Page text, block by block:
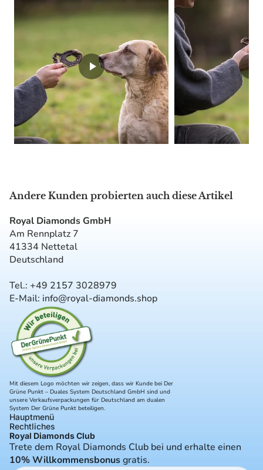
Andere Kunden probierten auch diese Artikel
Royal Diamonds GmbH
Am Rennplatz 7
41334 Nettetal
Deutschland
Tel.: +49 2157 3028979
E-Mail: info@royal-diamonds.shop
Mit diesem Logo möchten wir zeigen, dass wir Kunde bei Der
Grüne Punkt – Duales System Deutschland GmbH sind und
unsere Verkaufsverpackungen für Deutschland am dualen
System Der Grüne Punkt beteiligen.
Hauptmenü
Rechtliches
Royal Diamonds Club
Trete dem Royal Diamonds Club bei und erhalte einen
10% Willkommensbonusgratis.